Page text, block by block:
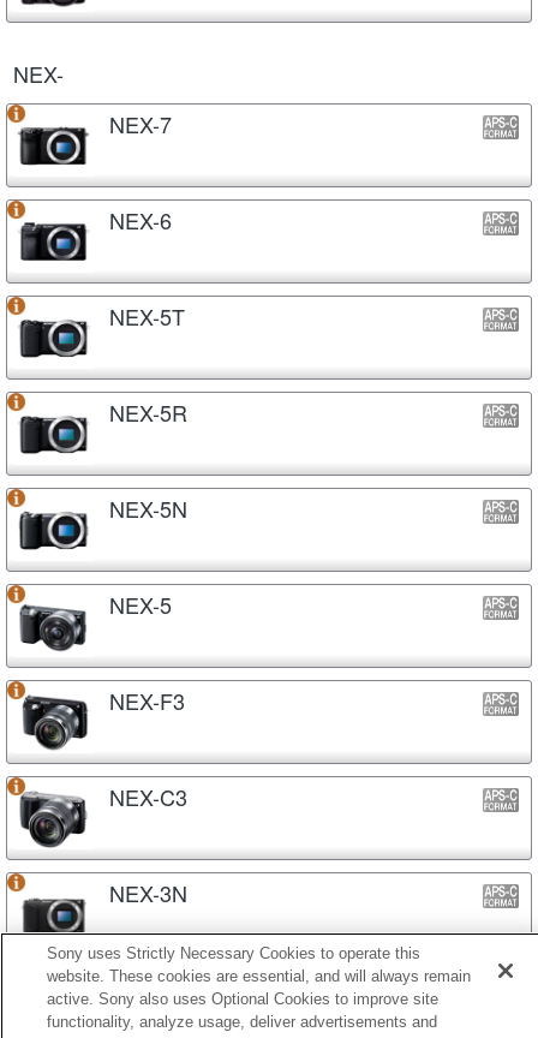
NEX-
NEX-7
NEX-6
NEX-5T
NEX-5R
NEX-5N
NEX-5
NEX-F3
NEX-C3
NEX-3N
NEX-3
Sony uses Strictly Necessary Cookies to operate this
website. These cookies are essential, and will always remain
active. Sony also uses Optional Cookies to improve site
functionality, analyze usage, deliver advertisements and